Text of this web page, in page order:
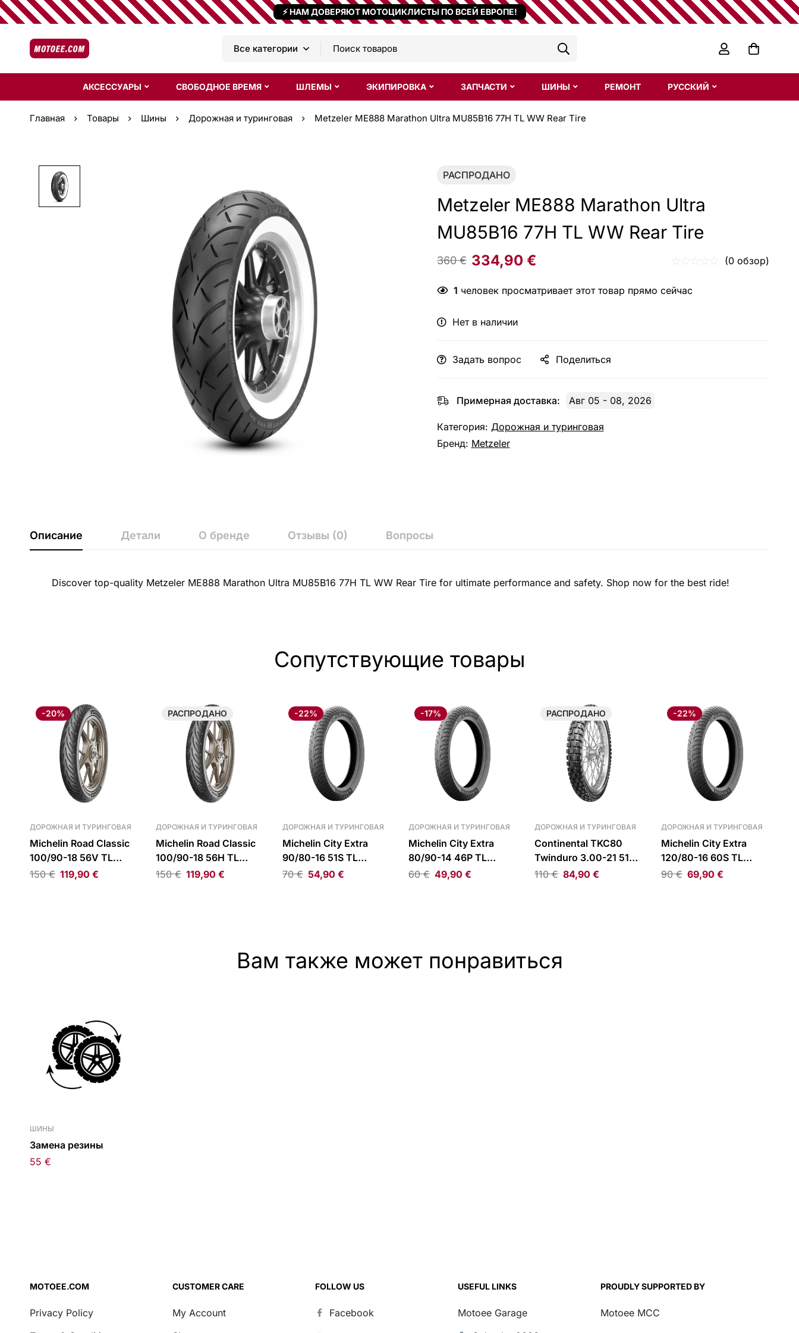
⚡ НАМ ДОВЕРЯЮТ МОТОЦИКЛИСТЫ ПО ВСЕЙ ЕВРОПЕ!
АКСЕССУАРЫ СВОБОДНОЕ ВРЕМЯ ШЛЕМЫ ЭКИПИРОВКА ЗАПЧАСТИ ШИНЫ РЕМОНТ РУССКИЙ
Главная Товары Шины Дорожная и туринговая Metzeler ME888 Marathon Ultra MU85B16 77H TL WW Rear Tire
РАСПРОДАНО
Metzeler ME888 Marathon Ultra
MU85B16 77H TL WW Rear Tire
360€ 334,90 € (0 обзор)
1 человек просматривает этот товар прямо сейчас
Нет в наличии
Задать вопрос Поделиться
Примерная доставка: Авг 05 - 08, 2026
Категория: Дорожная и туринговая
Бренд: Metzeler
Описание Детали О бренде Отзывы (0) Вопросы
Discover top-quality Metzeler ME888 Marathon Ultra MU85B16 77H TL WW Rear Tire for ultimate performance and safety. Shop now for the best ride!
Сопутствующие товары
-20%
ДОРОЖНАЯ И ТУРИНГОВАЯ
Michelin Road Classic
100/90-18 56V TL
Front Tire
150€ 119,90 €
РАСПРОДАНО
ДОРОЖНАЯ И ТУРИНГОВАЯ
Michelin Road Classic
100/90-18 56H TL
Front Tire
150€ 119,90€
-22%
ДОРОЖНАЯ И ТУРИНГОВАЯ
Michelin City Extra
90/80-16 51S TL
Front/Rear Tire
70€ 54,90 €
-17%
ДОРОЖНАЯ И ТУРИНГОВАЯ
Michelin City Extra
80/90-14 46P TL
Front/Rear Tire
60€ 49,90 €
РАСПРОДАНО
ДОРОЖНАЯ И ТУРИНГОВАЯ
Continental TKC80
Twinduro 3.00-21 51S
TT Front Tire
110€ 84,90€
-22%
ДОРОЖНАЯ И ТУРИНГОВАЯ
Michelin City Extra
120/80-16 60S TL
Front/Rear Tire
90€ 69,90 €
Вам также может понравиться
ШИНЫ
Замена резины
55 €
MOTOEE.COM
Privacy Policy
CUSTOMER CARE
My Account
FOLLOW US
Facebook
USEFUL LINKS
Motoee Garage
PROUDLY SUPPORTED BY
Motoee MCC